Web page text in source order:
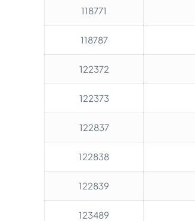
118771
118787
122372
122373
122837
122838
122839
123489